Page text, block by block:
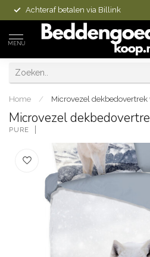
Achteraf betalen via Billink
MENU
Home / Microvezel dekbedovertrek
Microvezel
PURE